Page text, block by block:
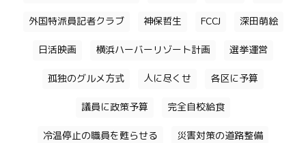
外国特派員記者クラブ 神保哲生 FCCJ 深田萌絵
日活映画 横浜ハーバーリゾート計画 選挙運営
孤独のグルメ方式 人に尽くせ 各区に予算
議員に政策予算 完全自校給食
冷温停止の職員を甦らせる 災害対策の道路整備